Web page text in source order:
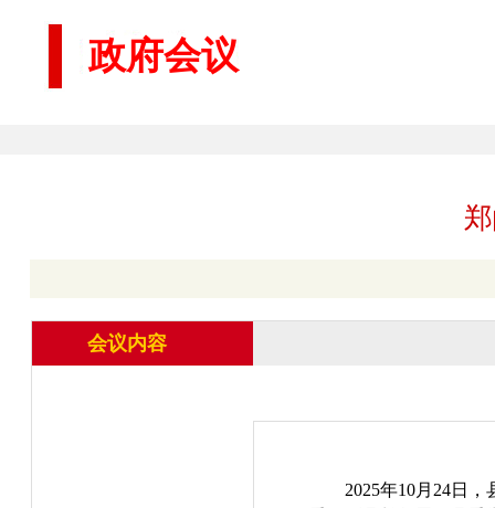
政府会议
会议内容
2025年10月24日